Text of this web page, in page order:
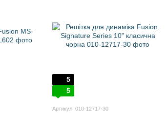
5
5
Артикул: 010-12717-30